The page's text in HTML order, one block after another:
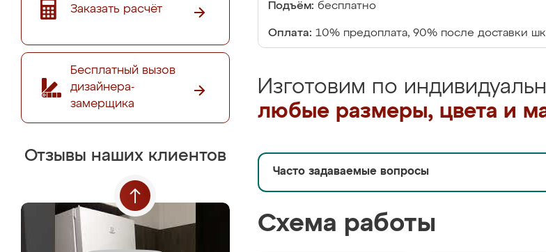
Заказать расчёт
Бесплатный вызов
дизайнера-
замерщика
Отзывы наших клиентов
Подъём: бесплатно
Оплата: 10% предоплата, 90% после доставки
Изготовим по
любые размеры, цвета и
Часто задаваемые вопросы
Схема работы